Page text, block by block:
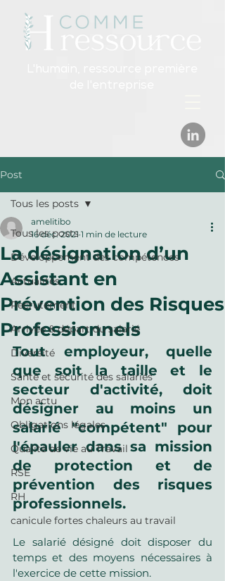
Post
Tous les posts
Développement des compétences
Actualités
Recrutement
Arrivée & départ du salarié
Diversité
Santé et sécurité des salariés
Mon actu
Obligations légales
Qualité de vie au Travail
RSE
RH
canicule fortes chaleurs au travail
Tous les posts
La désignation d’un
Assistant en
Prévention des Risques
Professionnels
amelitibo
16 déc. 2021 1 min de lecture
Tout employeur, quelle
que soit la taille et le
secteur d'activité, doit
désigner
salarié "compétent" pour
de protection et de
prévention des risques
professionnels.
Le salarié désigné doit disposer du
temps et des moyens nécessaires à
l'exercice de cette mission.